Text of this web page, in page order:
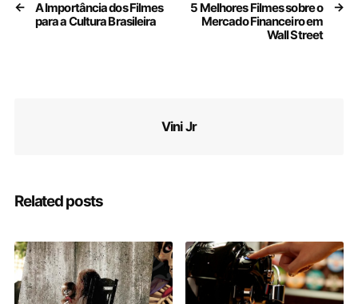
A Importância dos Filmes
para a Cultura Brasileira
5 Melhores Filmes sobre o
Mercado Financeiro em
Wall Street
Vini Jr
Related posts